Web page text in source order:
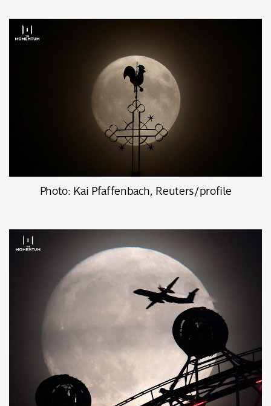
Photo: Kai Pfaffenbach, Reuters/profile